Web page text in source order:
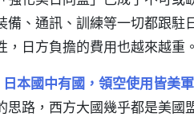
備、通訊、訓練等一切都跟駐
日方負擔的費用也越來越重。
日本國中有國，領空使用皆美
思路，西方大國幾乎都是美國